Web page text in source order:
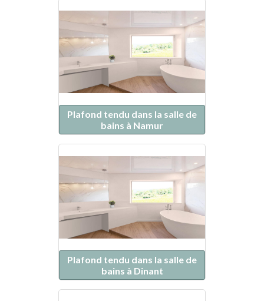
Plafond tendu dans la salle de
bains à Namur
Plafond tendu dans la salle de
bains à Dinant